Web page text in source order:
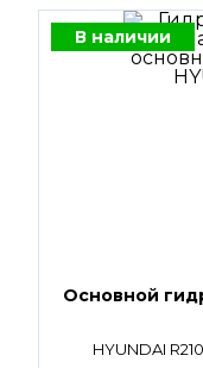
В наличии
Основной
HYUNDAI